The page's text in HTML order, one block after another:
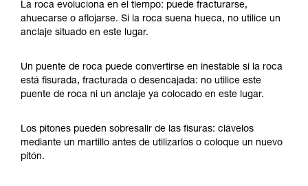
La roca evoluciona en el tiempo: puede fracturarse,
ahuecarse o aflojarse. Si la roca suena hueca, no utilice un
anclaje situado en este lugar.
Un puente de roca puede convertirse en inestable si la roca
está fisurada, fracturada o desencajada: no utilice este
puente de roca ni un anclaje ya colocado en este lugar.
Los pitones pueden sobresalir de las fisuras: clávelos
mediante un martillo antes de utilizarlos o coloque un nuevo
pitón.